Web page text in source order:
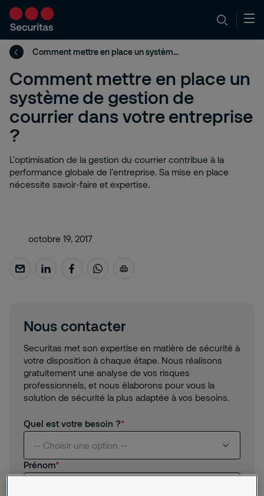
Comment mettre en place un système de gestion de courrier dans votre entreprise ?
Comment mettre en place un
système de gestion de
courrier dans votre entreprise
?
L’optimisation de la gestion du courrier contribue à la
performance globale de l’entreprise. Sa mise en place
nécessite savoir-faire et expertise.
octobre 19, 2017
Nous contacter
Securitas met son expertise en matière de sécurité à
votre disposition à chaque étape. Nous réalisons
gratuitement une analyse de vos risques
professionnels, et nous élaborons pour vous la
solution de sécurité la plus adaptée à vos besoins.
Quel est votre besoin ?
-- Choisir une option --
Je suis intéressé(e) par vos services
Prénom